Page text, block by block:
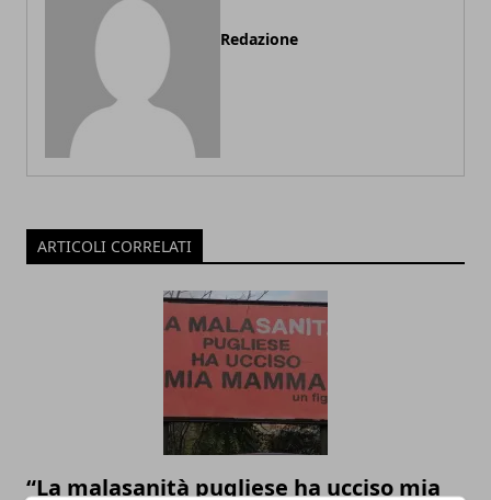
Redazione
ARTICOLI CORRELATI
“La malasanità pugliese ha ucciso mia